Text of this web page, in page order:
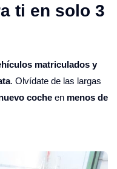
ti en solo 3
matriculados y
. Olvídate de las largas
cocheen menos de